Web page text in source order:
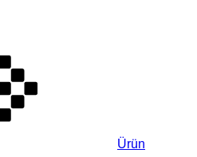
Ürün